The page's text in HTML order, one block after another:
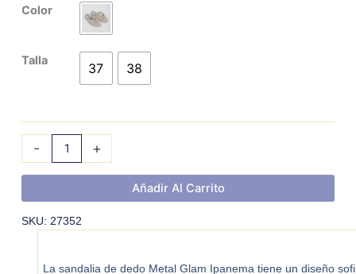
Color
Talla 37 38
-
IPANEMA
cantidad
+
Añadir Al Carrito
SKU: 27352
La sandalia de dedo Metal Glam Ipanema tiene un diseño